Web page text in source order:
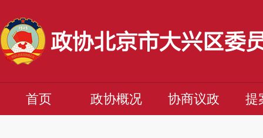
首页 政协概况 协商议政 提